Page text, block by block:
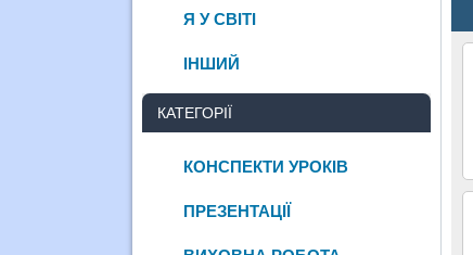
Я У СВІТІ
ІНШИЙ
КАТЕГОРІЇ
КОНСПЕКТИ УРОКІВ
ПРЕЗЕНТАЦІЇ